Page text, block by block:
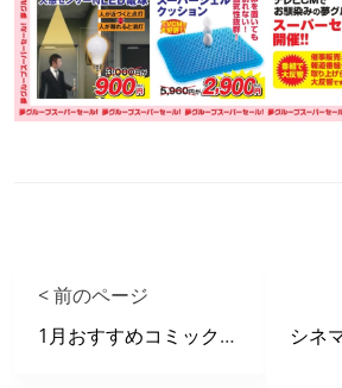
< 前のページ
1月おすすめコミックリスト